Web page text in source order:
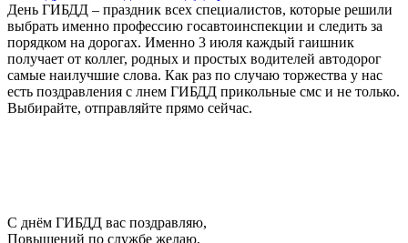
День ГИБДД – праздник всех специалистов, которые решили
выбрать именно профессию госавтоинспекции и следить за
порядком на дорогах. Именно 3 июля каждый гаишник
получает от коллег, родных и простых водителей автодорог
самые наилучшие слова. Как раз по случаю торжества у нас
есть поздравления с лнем ГИБДД прикольные смс и не только.
Выбирайте, отправляйте прямо сейчас.
С днём ГИБДД вас поздравляю,
Повышений по службе желаю,